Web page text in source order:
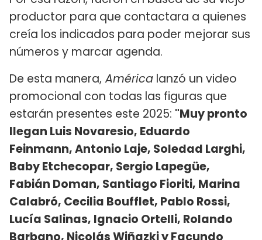
productor para que contactara a quienes
creía los indicados para poder mejorar sus
números y marcar agenda.
De esta manera, América lanzó un video
promocional con todas las figuras que
estarán presentes este 2025: "Muy pronto
llegan Luis Novaresio, Eduardo
Feinmann, Antonio Laje, Soledad Larghi,
Baby Etchecopar, Sergio Lapegüe,
Fabián Doman, Santiago Fioriti, Marina
Calabró, Cecilia Boufflet, Pablo Rossi,
Lucía Salinas, Ignacio Ortelli, Rolando